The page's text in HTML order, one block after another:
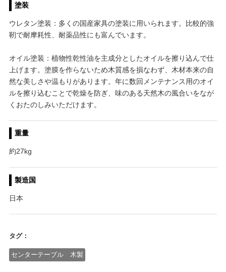
塗装
ウレタン塗装：多くの国産家具の塗装に用いられます。比較的強
靭で耐摩耗性、耐薬品性にも富んでいます。
オイル塗装：植物性乾性油を主成分としたオイルを擦り込んで仕
上げます。塗膜を作らないため木質感を損なわず、木材本来の自
然な美しさや温もりがあります。年に数回メンテナンス用のオイ
ルを擦り込むことで乾燥を防ぎ、味のある天然木の風合いをなが
くおたのしみいただけます。
重量
約27kg
製造国
日本
タグ：
センターテーブル 木製